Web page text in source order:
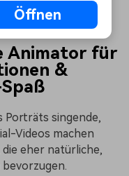
Animator für
&
Porträts singende,
Videos machen
die eher natürliche,
Öffnen